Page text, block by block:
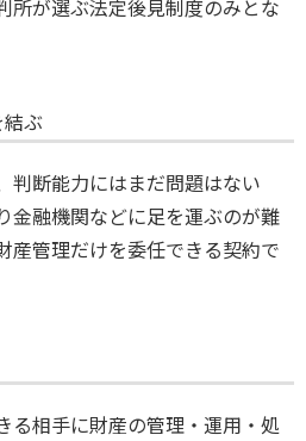
所が選ぶ法定後見制度のみとな
ぶ
判断能力にはまだ問題はない
金融機関などに足を運ぶのが難
産管理だけを委任できる契約で
る相手に財産の管理・運用・処